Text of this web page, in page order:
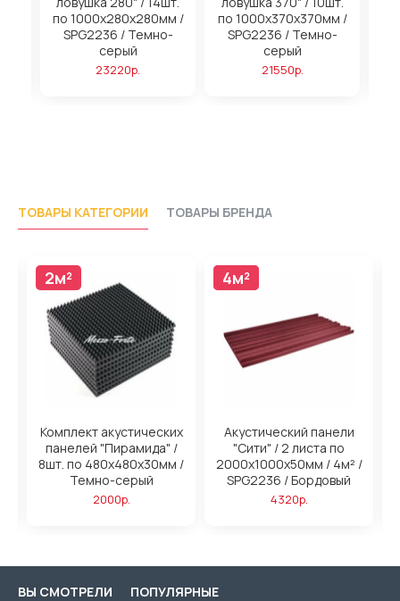
по 1000х280х280мм /
SPG2236 / Темно-
серый
23220р.
по 1000х370х370мм /
SPG2236 / Темно-
серый
21550р.
ТОВАРЫ КАТЕГОРИИ ТОВАРЫ БРЕНДА
2м²
Комплект акустических
панелей "Пирамида" /
8шт. по 480x480х30мм /
Темно-серый
2000р.
4м²
4м²
Акустический панели
"Сити" / 2 листа по
2000х1000х50мм / 4м² /
SPG2236 / Бордовый
4320р.
ВЫ СМОТРЕЛИ ПОПУЛЯРНЫЕ